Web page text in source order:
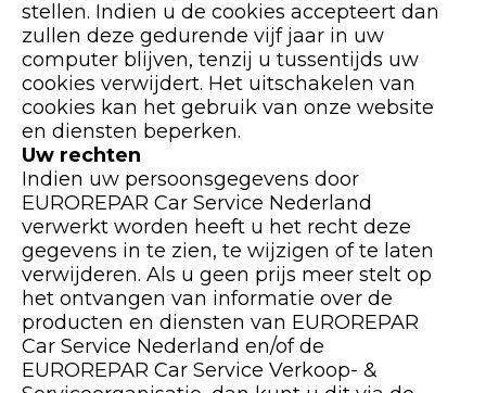
stellen. Indien u de cookies accepteert dan
zullen deze gedurende vijf jaar in uw
computer blijven, tenzij u tussentijds uw
cookies verwijdert. Het uitschakelen van
cookies kan het gebruik van onze website
en diensten beperken.
Uw rechten
Indien uw persoonsgegevens door
EUROREPAR Car Service Nederland
verwerkt worden heeft u het recht deze
gegevens in te zien, te wijzigen of te laten
verwijderen. Als u geen prijs meer stelt op
het ontvangen van informatie over de
producten en diensten van EUROREPAR
Car Service Nederland en/of de
EUROREPAR Car Service Verkoop- &